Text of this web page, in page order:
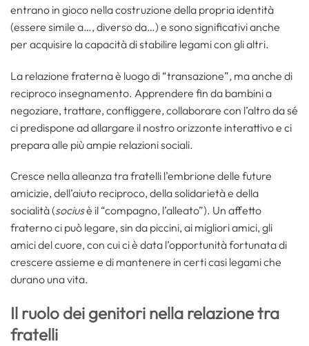
entrano in gioco nella costruzione della propria identità
(essere simile a…, diverso da…) e sono significativi anche
per acquisire la capacità di stabilire legami con gli altri.
La relazione fraterna è luogo di “transazione”, ma anche di
reciproco insegnamento. Apprendere fin da bambini a
negoziare, trattare, confliggere, collaborare con l’altro da sé
ci predispone ad allargare il nostro orizzonte interattivo e ci
prepara alle più ampie relazioni sociali.
Cresce nella alleanza tra fratelli l’embrione delle future
amicizie, dell’aiuto reciproco, della solidarietà e della
socialità (sociusè il “compagno, l’alleato”). Un affetto
fraterno ci può legare, sin da piccini, ai migliori amici, gli
amici del cuore, con cui ci è data l’opportunità fortunata di
crescere assieme e di mantenere in certi casi legami che
durano una vita.
Il ruolo dei genitori nella relazione tra
fratelli